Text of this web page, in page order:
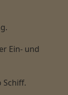
Ein- und
Schiff.